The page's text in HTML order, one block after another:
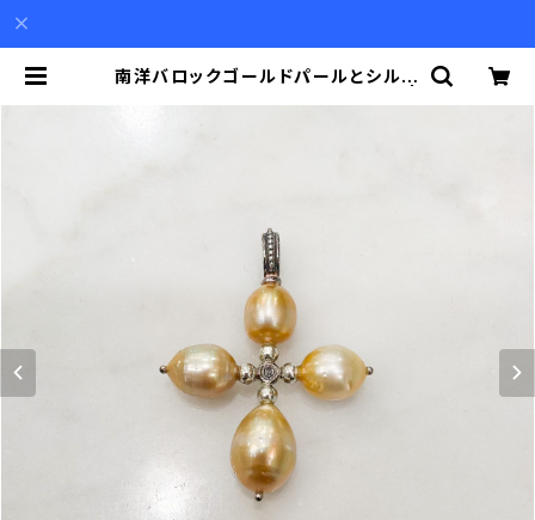
南洋バロックゴールドパールとシルバ